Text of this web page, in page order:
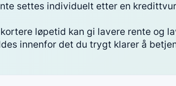
settes individuelt etter en
løpetid kan gi lavere rente og
innenfor det du trygt klarer å